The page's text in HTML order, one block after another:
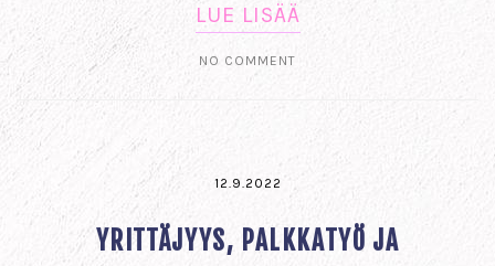
LUE LISÄÄ
NO COMMENT
12.9.2022
YRITTÄJYYS, PALKKATYÖ JA